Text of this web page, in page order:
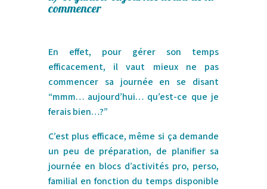
commencer
En effet, pour gérer son temps
efficacement, il vaut mieux ne pas
commencer sa journée en se disant
“mmm… aujourd’hui… qu’est-ce que je
ferais bien…?”
C’est plus efficace, même si ça demande
un peu de préparation, de planifier sa
journée en blocs d’activités pro, perso,
familial en fonction du temps disponible